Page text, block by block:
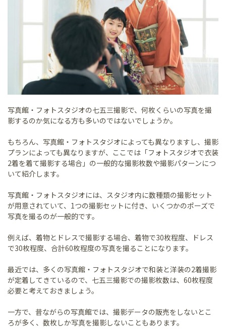
写真館・フォトスタジオの七五三撮影で、何枚くらいの写真を撮
影するのか気になる方も多いのではないでしょうか。
もちろん、写真館・フォトスタジオによっても異なりますし、撮影
プランによっても異なりますが、ここでは「フォトスタジオで衣装
2着を着て撮影する場合」の一般的な撮影枚数や撮影パターンにつ
いて紹介します。
写真館・フォトスタジオには、スタジオ内に数種類の撮影セット
が用意されていて、1つの撮影セットに付き、いくつかのポーズで
写真を撮るのが一般的です。
例えば、着物とドレスで撮影する場合、着物で30枚程度、ドレス
で30枚程度、合計60枚程度の写真を撮ることになります。
最近では、多くの写真館・フォトスタジオで和装と洋装の2着撮影
が定着してきているので、七五三撮影での撮影枚数は、60枚程度
必要と考えておきましょう。
一方で、昔ながらの写真館では、撮影データの販売をしないとこ
ろが多く、数枚しか写真を撮影しないこともあります。